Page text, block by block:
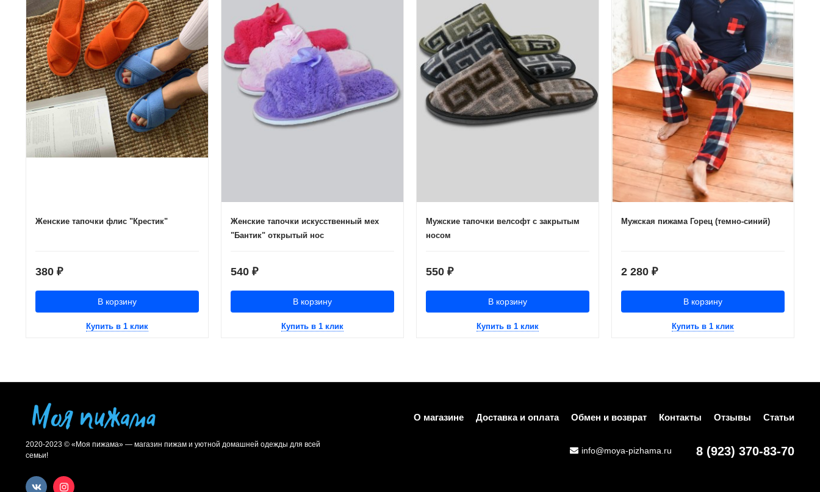
Женские тапочки флис "Крестик"
380 ₽
В корзину
Купить в 1 клик
Женские тапочки искусственный мех
"Бантик" открытый нос
540 ₽
В корзину
Купить в 1 клик
Мужские тапочки велсофт с закрытым
носом
550 ₽
В корзину
Купить в 1 клик
Мужская пижама Горец (темно-синий)
2 280 ₽
В корзину
Купить в 1 клик
2020-2023 © «Моя пижама» — магазин пижам и уютной домашней одежды для всей
семьи!
О магазине Доставка и оплата Обмен и возврат Контакты Отзывы Статьи
info@moya-pizhama.ru 8 (923) 370-83-70